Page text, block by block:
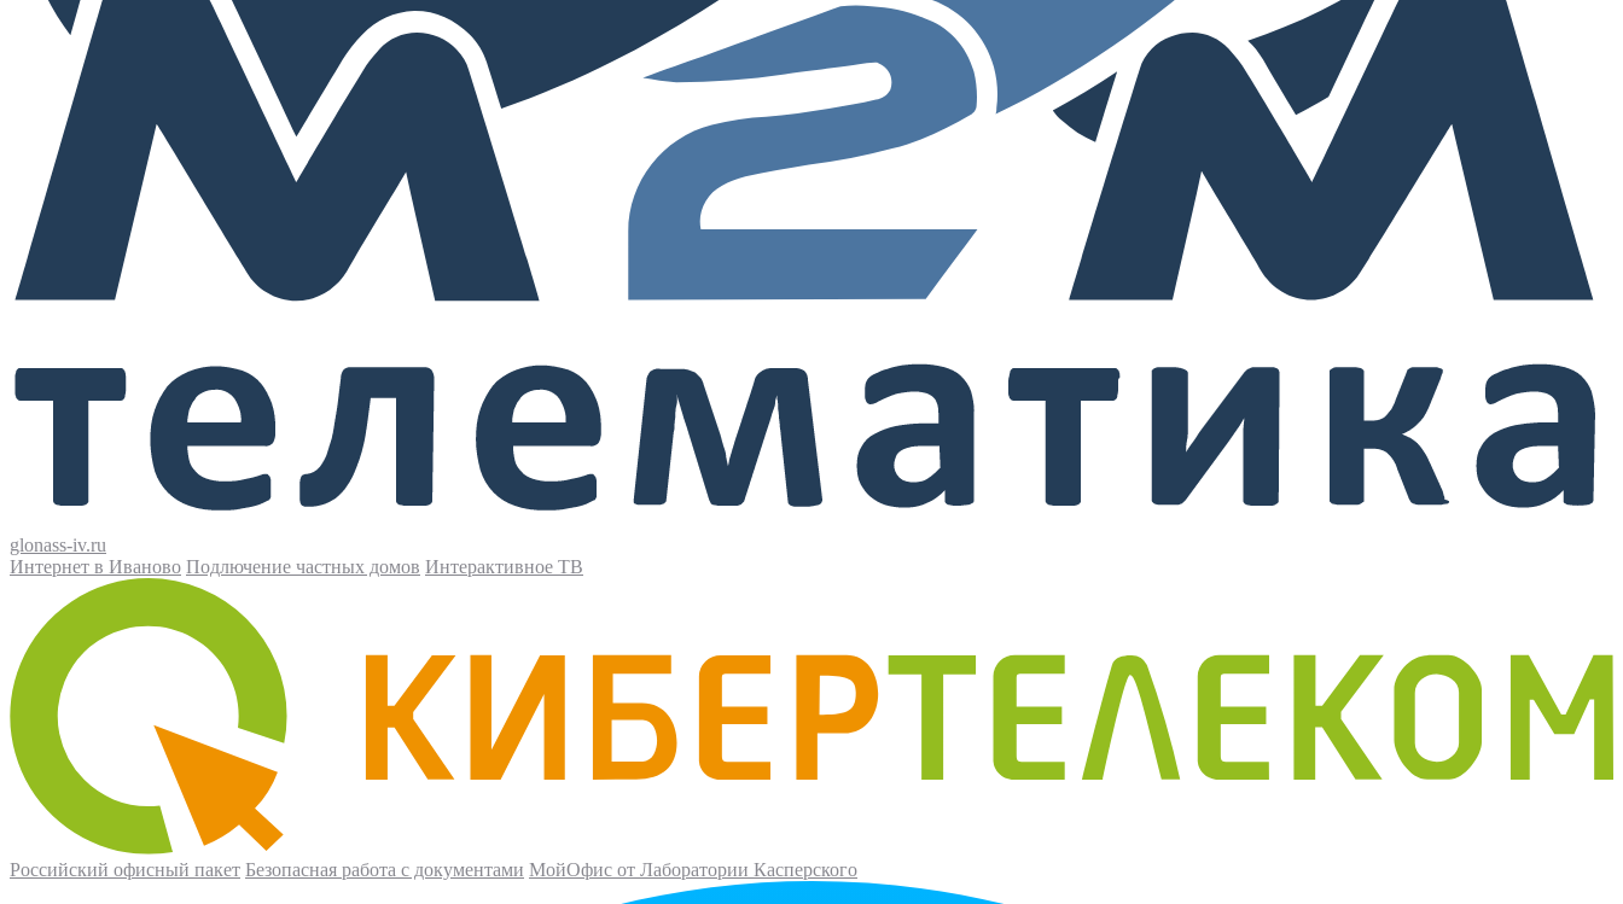
glonass-iv.ru
Интернет в Иваново Подлючение частных домов Интерактивное ТВ
Российский офисный пакет Безопасная работа с документами МойОфис от Лаборатории Касперского